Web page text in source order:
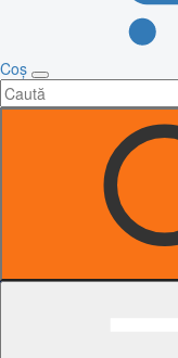
Coș